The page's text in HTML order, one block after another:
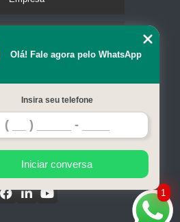
Contato
Mapa do site
1
Olá! Fale agora pelo WhatsApp
Insira seu telefone
Iniciar conversa